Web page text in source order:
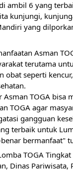
ambil 6 yang
kunjungi,
yang
Asman
terutama
obat seperti
Asman TOGA bisa
TOGA agar
gangguan
terbaik untuk
bermanfaat"
TOGA
Dinas Pariwisata,